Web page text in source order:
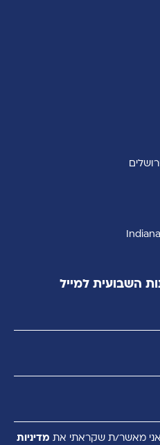
השבועית למייל
מאשר/ת שקראתי את מדיניות